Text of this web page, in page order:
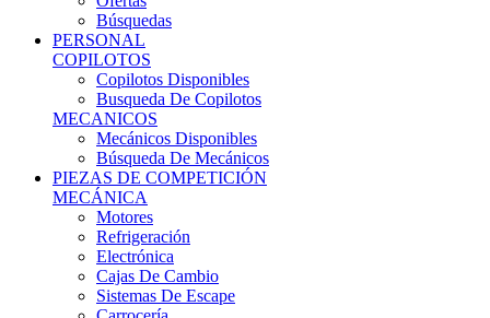
Búsquedas
PERSONAL
COPILOTOS
Copilotos Disponibles
Busqueda De Copilotos
MECANICOS
Mecánicos Disponibles
Búsqueda De Mecánicos
PIEZAS DE COMPETICIÓN
MECÁNICA
Motores
Refrigeración
Electrónica
Cajas De Cambio
Sistemas De Escape